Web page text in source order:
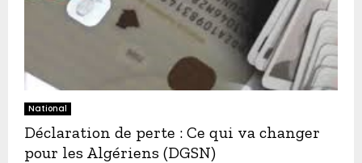
National
Déclaration de perte : Ce qui va changer
pour les Algériens (DGSN)